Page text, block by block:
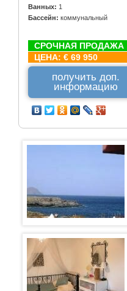
Ванных: 1
Бассейн: коммунальный
СРОЧНАЯ ПРОДАЖА
ЦЕНА: € 69 950
получить доп.
информацию